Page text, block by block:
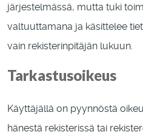
järjestelmässä, mutta tuki
valtuuttamana ja käsittelee
vain rekisterinpitäjän lukuun.
Tarkastusoikeus
Käyttäjällä on pyynnöstä
hänestä rekisterissä tai